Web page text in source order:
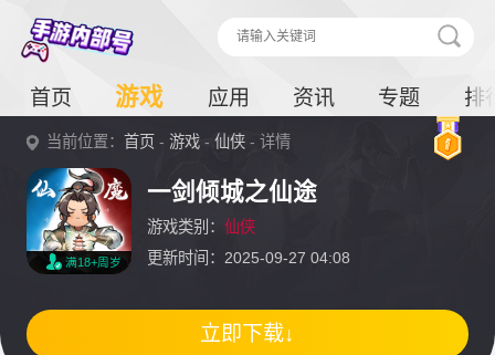
首页 游戏 应用 资讯 专题 排
当前位置：首页 -游戏 -仙侠 - 详情
满18+周岁
一剑倾城之仙途
游戏类别： 仙侠
更新时间：2025-09-27 04:08
立即下载↓